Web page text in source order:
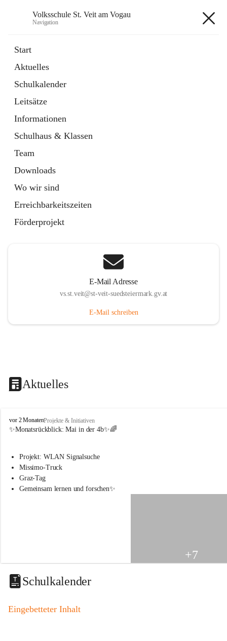
Volksschule St. Veit am Vogau
Navigation
Start
Aktuelles
Schulkalender
Leitsätze
Informationen
Schulhaus & Klassen
Team
Downloads
Wo wir sind
Erreichbarkeitszeiten
Förderprojekt
E-Mail Adresse
vs.st.veit@st-veit-suedsteiermark.gv.at
E-Mail schreiben
Aktuelles
V
o
s
s
c
i
t
a
o
vor 2 MonatenProjekte & Initiativen
✨Monatsrückblick: Mai in der 4b✨🌈
Projekt: WLAN Signalsuche
Missimo-Truck
Graz-Tag
Gemeinsam lernen und forschen✨
+7
Schulkalender
Eingebetteter Inhalt